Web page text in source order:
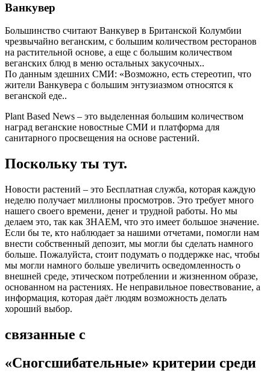
Ванкувер
Большинство считают Ванкувер в Британской Колумбии
чрезвычайно веганским, с большим количеством ресторанов
на растительной основе, а еще с большим количеством
веганских блюд в меню остальных закусочных..
По данным здешних СМИ: «Возможно, есть стереотип, что
жители Ванкувера с большим энтузиазмом относятся к
веганской еде..
Plant Based News – это выделенная большим количеством
наград веганские новостные СМИ и платформа для
санитарного просвещения на основе растений.
Поскольку ты тут.
Новости растений – это Бесплатная служба, которая каждую
неделю получает миллионы просмотров. Это требует много
нашего своего времени, денег и трудной работы. Но мы
делаем это, так как ЗНАЕМ, что это имеет большое значение.
Если бы те, кто наблюдает за нашими отчетами, помогли нам
внести собственный депозит, мы могли бы сделать намного
больше. Пожалуйста, стоит подумать о поддержке нас, чтобы
мы могли намного больше увеличить осведомленность о
внешней среде, этическом потреблении и жизненном образе,
основанном на растениях. Не неправильное повествование, а
информация, которая даёт людям возможность делать
хороший выбор.
связанные с
«Сногсшибательные» критерии среди